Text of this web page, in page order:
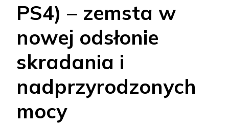
PS4) – zemsta w
nowej odsłonie
skradania i
nadprzyrodzonych
mocy